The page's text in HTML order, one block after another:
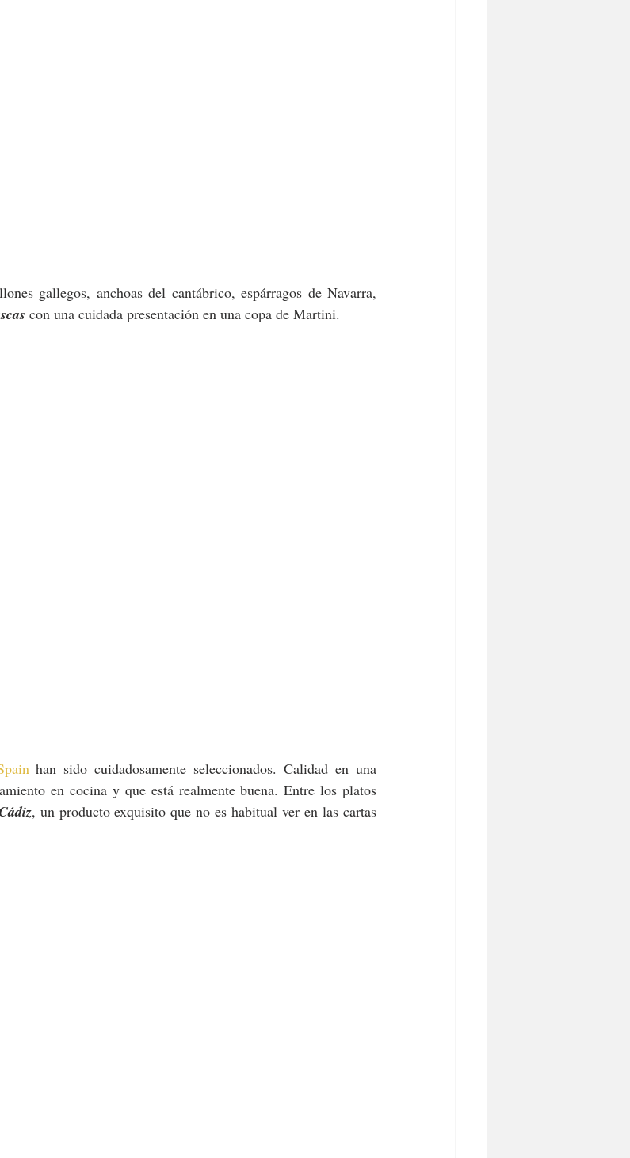
gallegos, anchoas del cantábrico, espárragos de Navarra,
con una cuidada presentación en una copa de Martini.
han sido cuidadosamente seleccionados. Calidad en una
en cocina y que está realmente buena. Entre los platos
, un producto exquisito que no es habitual ver en las cartas